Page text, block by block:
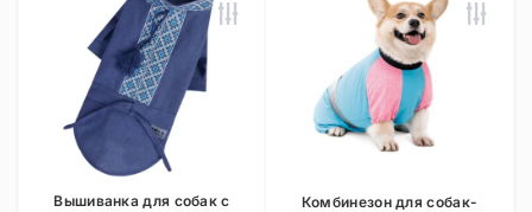
Вышиванка для собак с
Комбинезон для собак-